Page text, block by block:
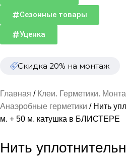
Сезонные товары
Уценка
Скидка 20% на монтаж
Главная Клеи. Герметики.
Анаэробные герметики
Нить
м. + 50 м. катушка в БЛИСТЕРЕ
Нить